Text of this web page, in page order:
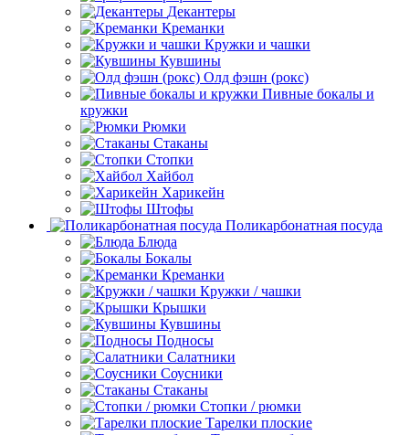
Декантеры
Креманки
Кружки и чашки
Кувшины
Олд фэшн (рокс)
Пивные бокалы и
кружки
Рюмки
Стаканы
Стопки
Хайбол
Харикейн
Штофы
Поликарбонатная посуда
Блюда
Бокалы
Креманки
Кружки / чашки
Крышки
Кувшины
Подносы
Салатники
Соусники
Стаканы
Стопки / рюмки
Тарелки плоские